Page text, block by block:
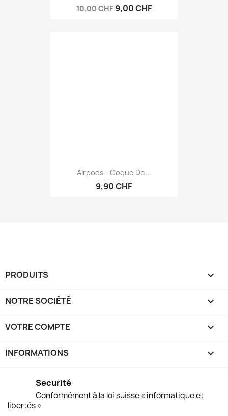
10,00 CHF 9,00 CHF
Airpods - Coque De...
9,90 CHF
PRODUITS 
NOTRE SOCIÉTÉ 
VOTRE COMPTE 
INFORMATIONS keyboard_arrow_down
Securité
Conformément à la loi suisse « informatique et
libertés »